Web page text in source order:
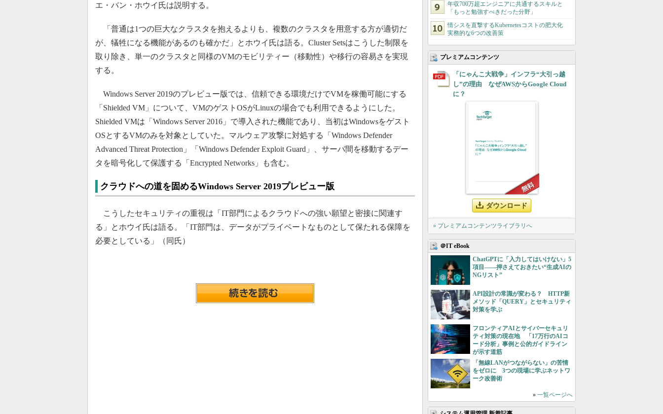
エ・バン・ホウイ氏は説明する。
「普通は1つの巨大なクラスタを抱えるよりも、複数のクラスタを用意する方が適切だ
が、犠牲になる機能があるのも確かだ」とホウイ氏は語る。Cluster Setsはこうした制限を
取り除き、単一のクラスタと同様のVMのモビリティー（移動性）や移行の容易さを実現
する。
Windows Server 2019のプレビュー版では、信頼できる環境だけでVMを稼働可能にする
「Shielded VM」について、VMのゲストOSがLinuxの場合でも利用できるようにした。
Shielded VMは「Windows Server 2016」で導入された機能であり、当初はWindowsをゲスト
OSとするVMのみを対象としていた。マルウェア攻撃に対処する「Windows Defender
Advanced Threat Protection」「Windows Defender Exploit Guard」、サーバ間を移動するデー
タを暗号化して保護する「Encrypted Networks」も含む。
クラウドへの道を固めるWindows Server 2019プレビュー版
こうしたセキュリティの重視は「IT部門によるクラウドへの強い願望と密接に関連す
る」とホウイ氏は語る。「IT部門は、データがプライベートなものとして保たれる保障を
必要としている」（同氏）
年収700万超エンジニアに共通するスキルと
「もっと勉強すべきだった分野」
情シスを直撃するKubernetesコストの肥大化
実務的な6つの改善策
プレミアムコンテンツ
「にゃんこ大戦争」インフラ“大引っ越
し”の理由 なぜAWSからGoogle Cloud
に？
ダウンロード
» プレミアムコンテンツライブラリへ
＠IT eBook
ChatGPTに「入力してはいけない」5
項目――押さえておきたい“生成AIの
NGリスト”
API設計の常識が変わる？ HTTP新
メソッド「QUERY」とセキュリティ
対策を学ぶ
フロンティアAIとサイバーセキュリ
ティ対策の現在地 「17万行のAIコ
ード分析」事例と公的ガイドライン
が示す道筋
「無線LANがつながらない」の苦情
をゼロに 3つの現場に学ぶネットワ
ーク改善術
» 一覧ページへ